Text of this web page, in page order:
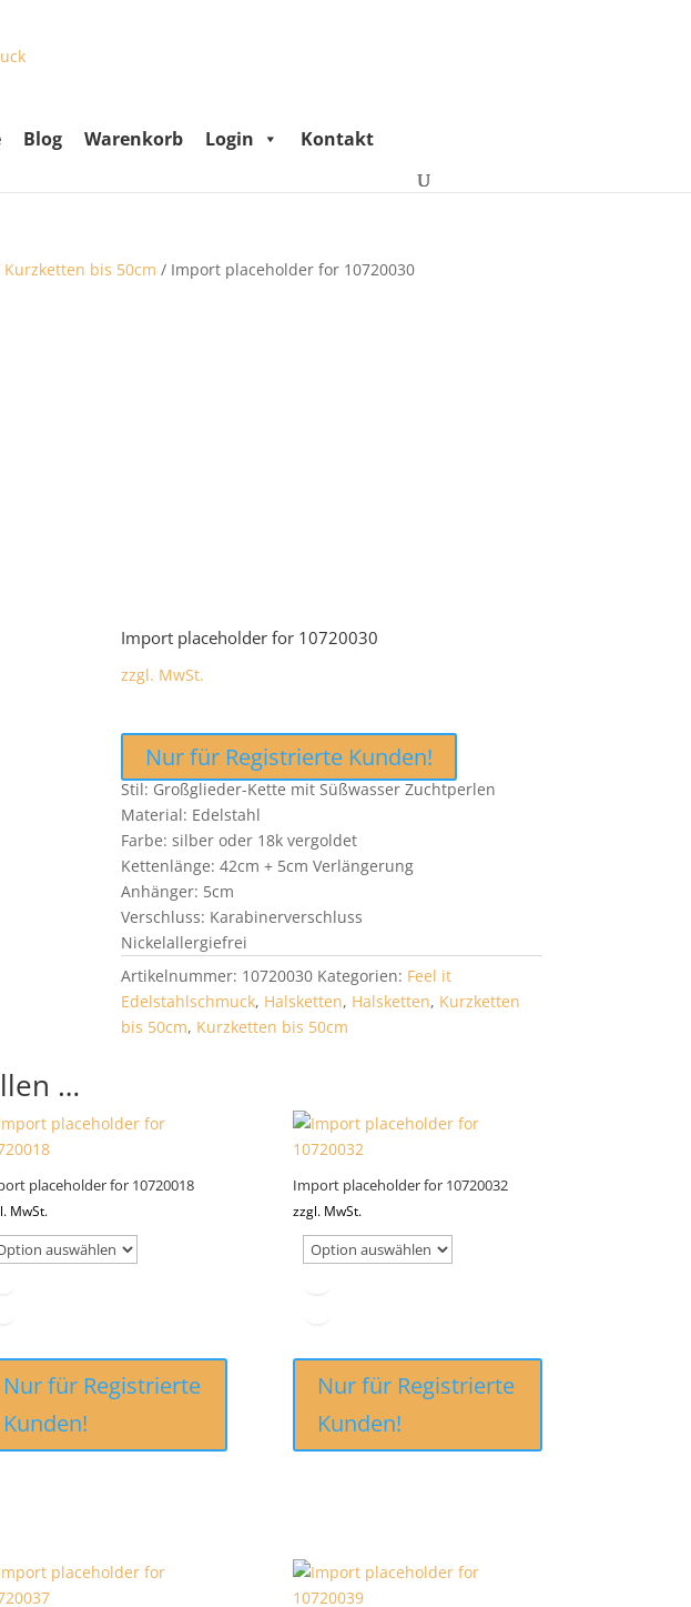
Blog Warenkorb Login Kontakt
Kurzketten bis 50cm / Import placeholder for 10720030
Import placeholder for 10720030
zzgl. MwSt.
Nur für Registrierte Kunden!
Stil: Großglieder-Kette mit Süßwasser Zuchtperlen
Material: Edelstahl
Farbe: silber oder 18k vergoldet
Kettenlänge: 42cm + 5cm Verlängerung
Anhänger: 5cm
Verschluss: Karabinerverschluss
Nickelallergiefrei
Artikelnummer: 10720030 Kategorien: Feel it
Edelstahlschmuck, Halsketten, Halsketten, Kurzketten
bis 50cm, Kurzketten bis 50cm
…
placeholder for 10720018
MwSt.
Nur für Registrierte
Kunden!
Import placeholder for 10720032
zzgl. MwSt.
Nur für Registrierte
Kunden!